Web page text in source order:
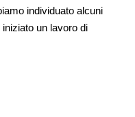
individuato alcuni
un lavoro di